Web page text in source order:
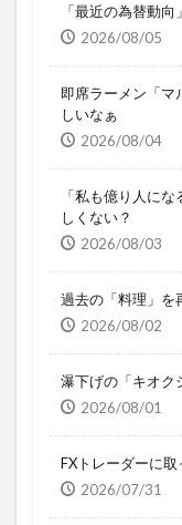
「最近の為替動
2026/08/05
即席ラーメン「マ
しいなぁ
2026/08/04
「私も億り人に
しくない？
2026/08/03
過去の「料理」を
2026/08/02
瀑下げの「キオク
2026/08/01
FXトレーダーに
2026/07/31